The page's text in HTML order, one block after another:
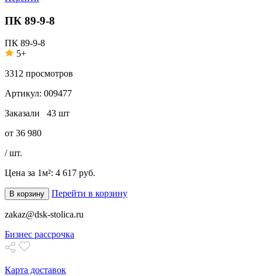
ПК 89-9-8
ПК 89-9-8
5+
3312 просмотров
Артикул: 009477
Заказали 43 шт
от 36 980
/ шт.
Цена за 1м²: 4 617 руб.
В корзину Перейти в корзину
zakaz@dsk-stolica.ru
Бизнес рассрочка
Карта доставок